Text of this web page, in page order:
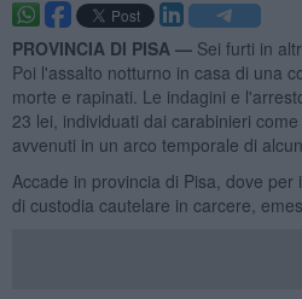
PROVINCIA DI PISA — Sei furti in
Poi l'assalto notturno in casa di una
morte e rapinati. Le indagini e
23 lei, individuati dai carabinieri
avvenuti in un arco temporale di
Accade in provincia di Pisa, dove
di custodia cautelare in carcere,